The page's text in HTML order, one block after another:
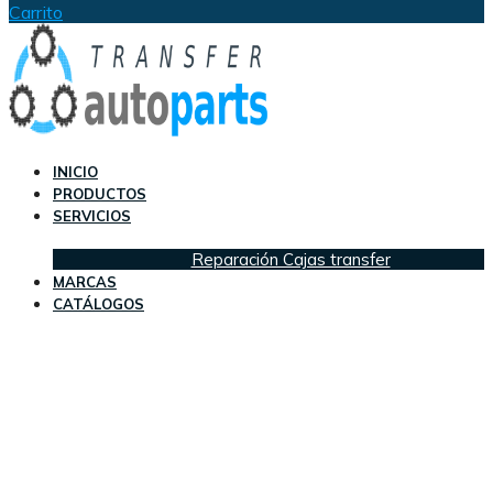
Carrito
INICIO
PRODUCTOS
SERVICIOS
Reparación Cajas transfer
MARCAS
CATÁLOGOS